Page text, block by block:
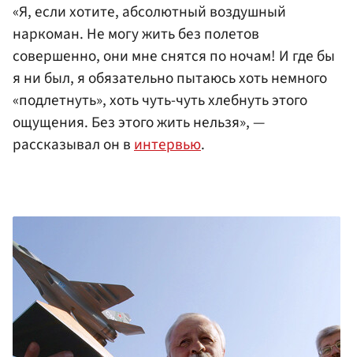
«Я, если хотите, абсолютный воздушный
наркоман. Не могу жить без полетов
совершенно, они мне снятся по ночам! И где бы
я ни был, я обязательно пытаюсь хоть немного
«подлетнуть», хоть чуть-чуть хлебнуть этого
ощущения. Без этого жить нельзя», —
рассказывал он винтервью.